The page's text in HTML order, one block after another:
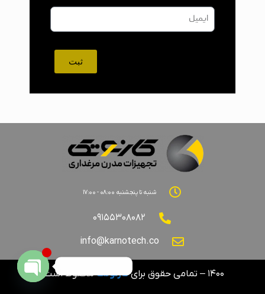
ثبت
شنبه تا پنجشنبه ۰۸:۰۰ - ۱۷:۰۰
۰۹۱۵۵۳۰۸۰۸۲
info@karnotech.co
۱۴۰۰ – تمامی حقوق برای کارنوتکمحفوظ است.